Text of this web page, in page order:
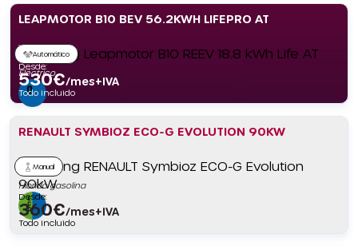
LEAPMOTOR B10 BEV 56.2KWH LIFEPRO AT
Automático
Eléctrico
Desde:
530€/mes+IVA
Todo incluido
RENAULT SYMBIOZ ECO-G EVOLUTION 90KW
Manual
Híbrido gasolina
Desde:
360€/mes+IVA
Todo incluido